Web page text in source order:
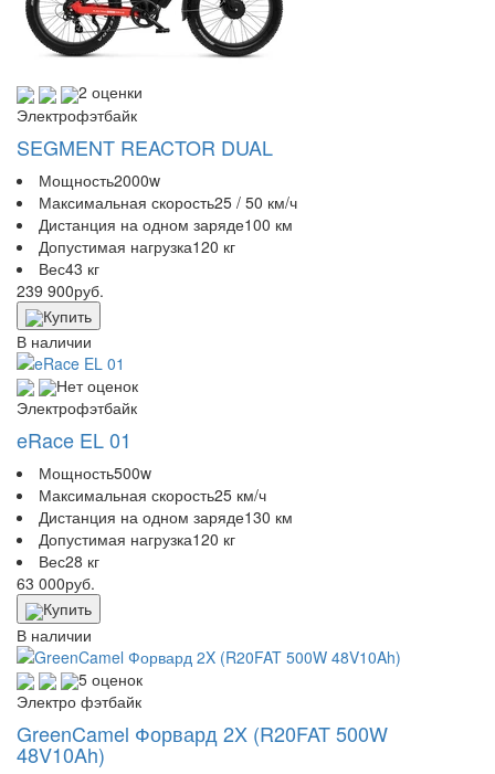
2 оценки
Электрофэтбайк
SEGMENT REACTOR DUAL
Мощность2000w
Максимальная скорость25 / 50 км/ч
Дистанция на одном заряде100 км
Допустимая нагрузка120 кг
Вес43 кг
239 900руб.
Купить
В наличии
Нет оценок
Электрофэтбайк
eRace EL 01
Мощность500w
Максимальная скорость25 км/ч
Дистанция на одном заряде130 км
Допустимая нагрузка120 кг
Вес28 кг
63 000руб.
Купить
В наличии
5 оценок
Электро фэтбайк
GreenCamel Форвард 2X (R20FAT 500W
48V10Ah)